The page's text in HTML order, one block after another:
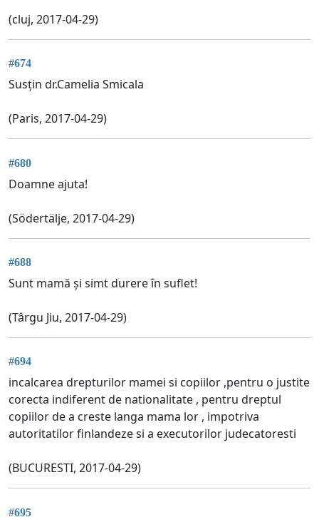
(cluj, 2017-04-29)
#674
Susțin dr.Camelia Smicala
(Paris, 2017-04-29)
#680
Doamne ajuta!
(Södertälje, 2017-04-29)
#688
Sunt mamă și simt durere în suflet!
(Târgu Jiu, 2017-04-29)
#694
incalcarea drepturilor mamei si copiilor ,pentru o justite
corecta indiferent de nationalitate , pentru dreptul
copiilor de a creste langa mama lor , impotriva
autoritatilor finlandeze si a executorilor judecatoresti
(BUCURESTI, 2017-04-29)
#695